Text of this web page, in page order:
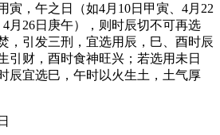
寅，午之日（如4月10日甲寅、4月22
月26日庚午），则时辰切不可再选
，引发三刑，宜选用辰，巳、酉时辰
引财，酉时食神旺兴；若选用未日
辰宜选巳，午时以火生土，土气厚